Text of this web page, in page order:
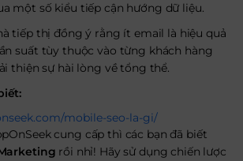
một số kiểu tiếp cận hướng dữ liệu.
tiếp thị đồng ý rằng ít email là hiệu quả
suất tùy thuộc vào từng khách hàng
thiện sự hài lòng về tổng thể.
mobile-seo-la-gi/
cung cấp thì các bạn đã biết
rồi nhỉ! Hãy sử dụng chiến lược